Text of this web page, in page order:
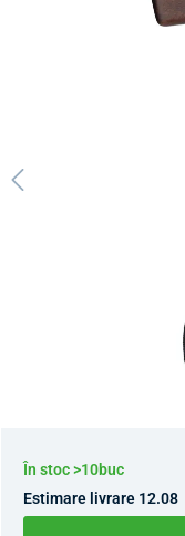
În stoc >10buc
Estimare livrare 12.08